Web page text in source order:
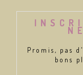
Promis, pas
bons